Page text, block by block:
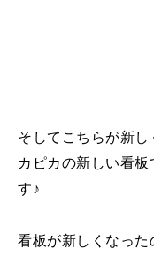
そしてこちらが新
カピカの新しい看
す♪
看板が新しくなった